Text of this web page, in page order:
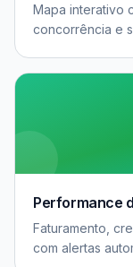
Mapa interativo
concorrência e
Performance
Faturamento,
com alertas